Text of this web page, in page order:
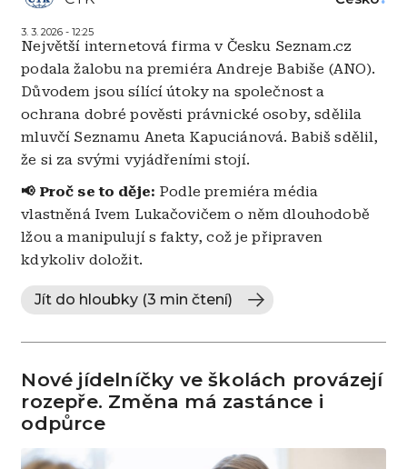
3. 3. 2026 - 12:25
Největší internetová firma v Česku Seznam.cz
podala žalobu na premiéra Andreje Babiše (ANO).
Důvodem jsou sílící útoky na společnost a
ochrana dobré pověsti právnické osoby, sdělila
mluvčí Seznamu Aneta Kapuciánová. Babiš sdělil,
že si za svými vyjádřeními stojí.
📢 Proč se to děje: Podle premiéra média
vlastněná Ivem Lukačovičem o něm dlouhodobě
lžou a manipulují s fakty, což je připraven
kdykoliv doložit.
Jít do hloubky (3 min čtení)
Nové jídelníčky ve školách provázejí
rozepře. Změna má zastánce i
odpůrce